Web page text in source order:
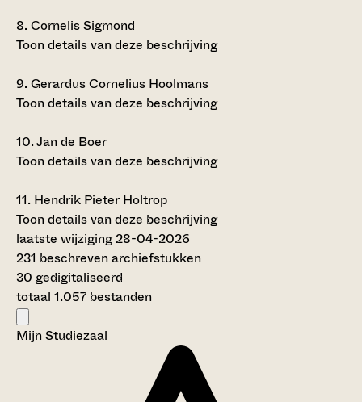
8.Cornelis Sigmond
Toon details van deze beschrijving
9.Gerardus Cornelius Hoolmans
Toon details van deze beschrijving
10.Jan de Boer
Toon details van deze beschrijving
11. Hendrik Pieter Holtrop
Toon details van deze beschrijving
laatste wijziging 28-04-2026
231 beschreven archiefstukken
30 gedigitaliseerd
totaal 1.057 bestanden
Mijn Studiezaal